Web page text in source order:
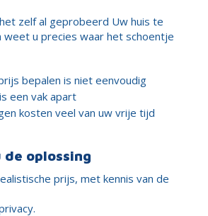
zelf al geprobeerd Uw huis te
weet u precies waar het schoentje
bepalen is niet eenvoudig
een vak apart
kosten veel van uw vrije tijd
oplossing
prijs, met kennis van de